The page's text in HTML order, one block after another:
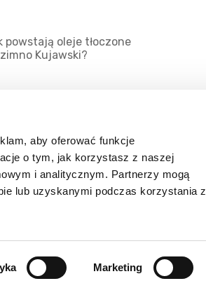
aby oferować funkcje
o tym, jak korzystasz z naszej
i analitycznym. Partnerzy mogą
lub uzyskanymi podczas korzystania z
Marketing
powstają oleje tłoczone
Kujawski?
Kategorie
Kontakt
Zaloguj się